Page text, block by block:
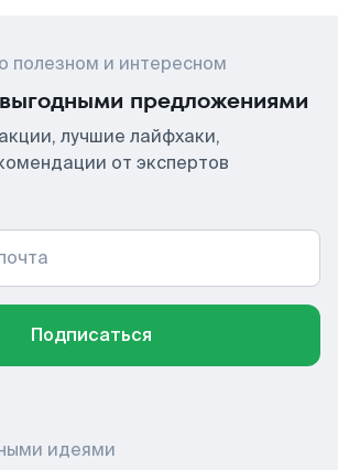
полезном и интересном
предложениями
лучшие лайфхаки,
от экспертов
Подписаться
идеями